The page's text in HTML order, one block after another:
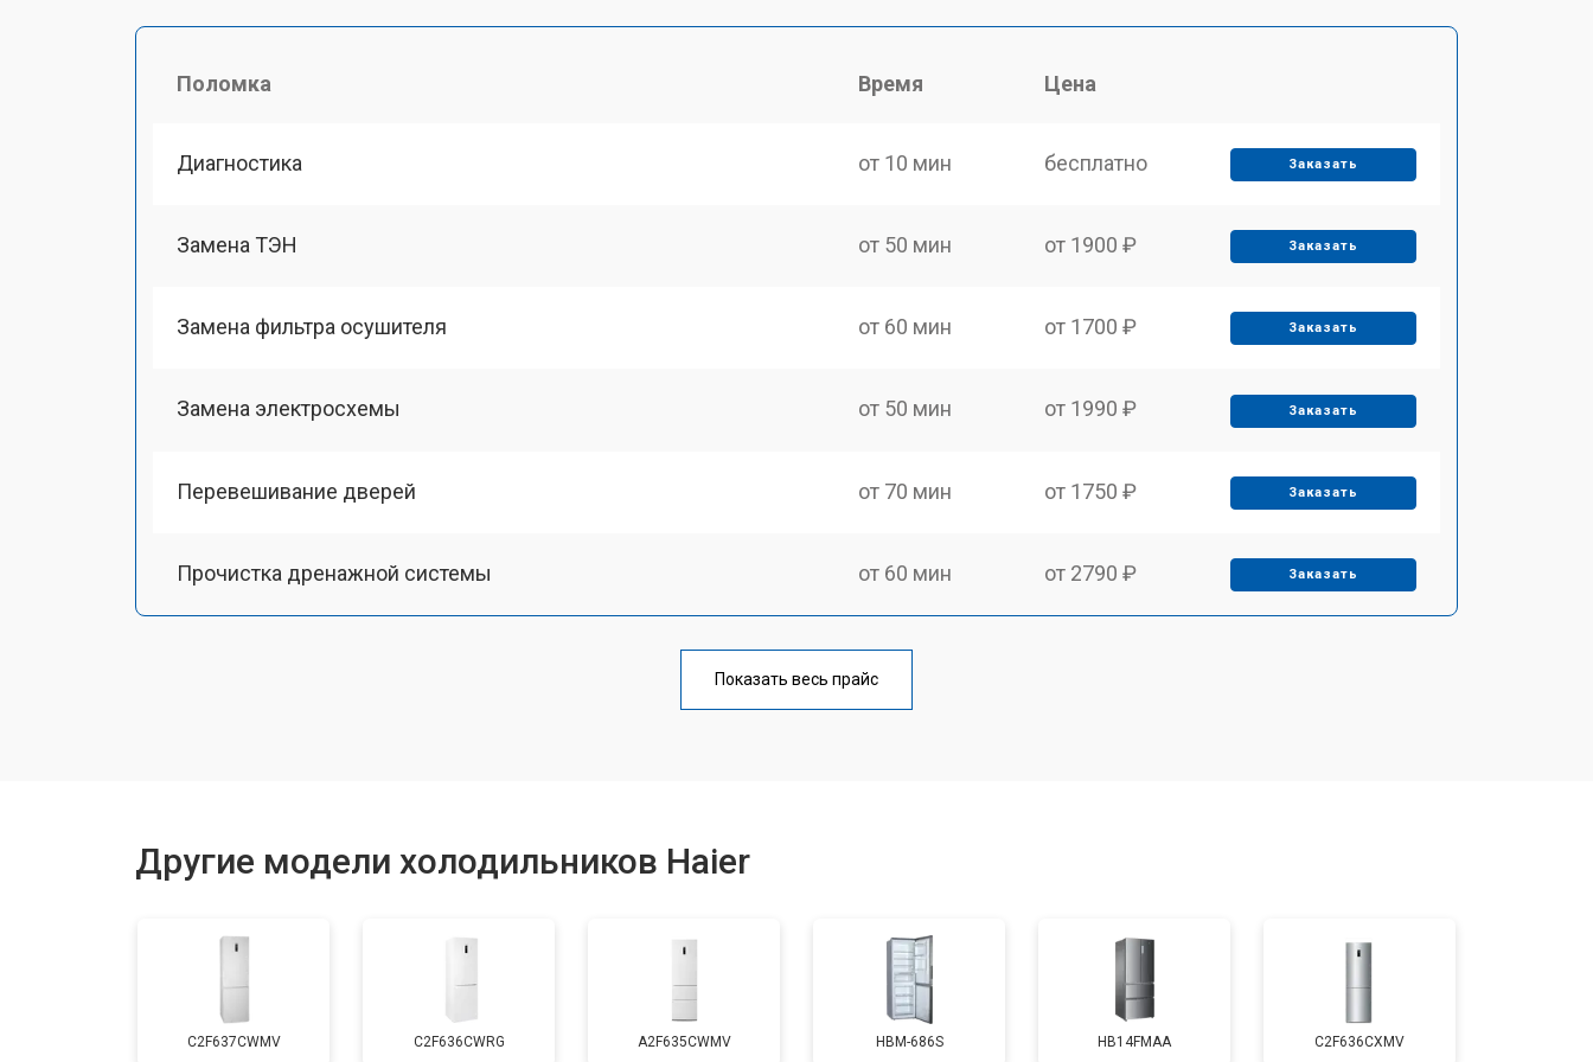
Поломка Время Цена
Диагностика от 10 мин бесплатно Заказать
Замена ТЭН от 50 мин от 1900 ₽ Заказать
Замена фильтра осушителя от 60 мин от 1700 ₽ Заказать
Замена электросхемы от 50 мин от 1990 ₽ Заказать
Перевешивание дверей от 70 мин от 1750 ₽ Заказать
Прочистка дренажной системы от 60 мин от 2790 ₽ Заказать
от 60 мин
Замена таймера от 70 мин от 1810 ₽ Заказать
Показать весь прайс
Другие модели холодильников Haier
C2F637CWMV C2F636CWRG A2F635CWMV HBM-686S HB14FMAA C2F636CXMV